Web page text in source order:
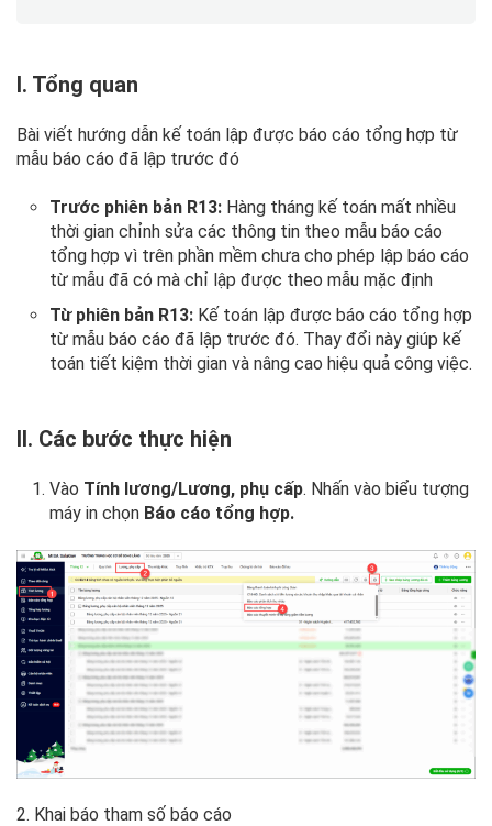
I. Tổng quan
Bài viết hướng dẫn kế toán lập được báo cáo tổng hợp từ
mẫu báo cáo đã lập trước đó
Trước phiên bản R13: Hàng tháng kế toán mất nhiều
thời gian chỉnh sửa các thông tin theo mẫu báo cáo
tổng hợp vì trên phần mềm chưa cho phép lập báo cáo
từ mẫu đã có mà chỉ lập được theo mẫu mặc định
Từ phiên bản R13: Kế toán lập được báo cáo tổng hợp
từ mẫu báo cáo đã lập trước đó. Thay đổi này giúp kế
toán tiết kiệm thời gian và nâng cao hiệu quả công việc.
II. Các bước thực hiện
Vào Tính lương/Lương, phụ cấp. Nhấn vào biểu tượng
máy in chọn Báo cáo tổng hợp.
2. Khai báo tham số báo cáo